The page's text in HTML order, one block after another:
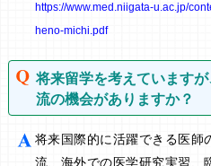
https://www.med.niigata-u.ac.jp/
heno-michi.pdf
将来留学を考えています
流の機会がありますか？
将来国際的に活躍できる医師
流、海外での医学研究実習、